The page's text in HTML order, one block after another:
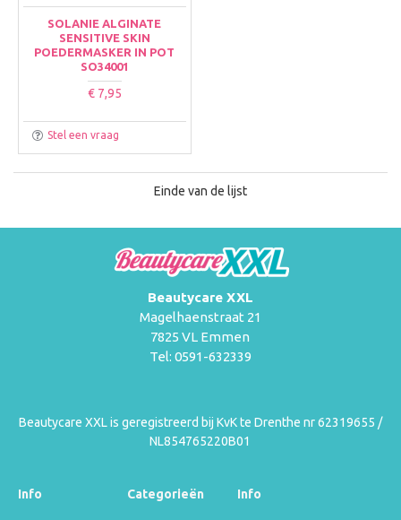
SOLANIE ALGINATE
SENSITIVE SKIN
POEDERMASKER IN POT
SO34001
€ 7,95
Stel een vraag
Einde van de lijst
Beautycare XXL
Magelhaenstraat 21
7825 VL Emmen
Tel: 0591-632339
Beautycare XXL is geregistreerd bij KvK te Drenthe nr 62319655 /
NL854765220B01
Info Categorieën Info